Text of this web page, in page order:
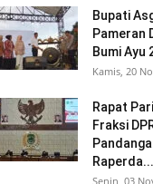
Bupati
Pameran
Bumi Ayu
Kamis, 20
Rapat
Fraksi
Raperda...
Senin, 03